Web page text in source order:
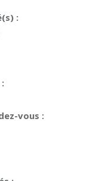
:
vous :